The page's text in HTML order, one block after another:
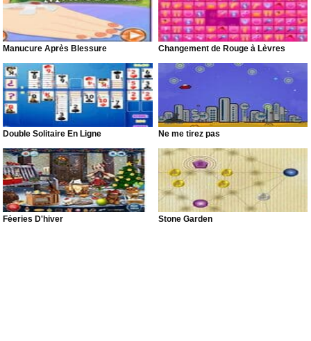
Manucure Après Blessure Changement de Rouge à Lèvres
Double Solitaire En Ligne Ne me tirez pas
Féeries D'hiver Stone Garden